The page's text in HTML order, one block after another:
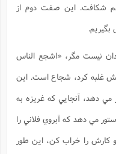
شکافت. اين صفت دوم از
نيست مگر، «اشجع الناس
کرد، شجاع است. اين
دهد، آنجايي که غريزه به
مي دهد که آبروي فلاني را
کارش را خراب کن، اين طور